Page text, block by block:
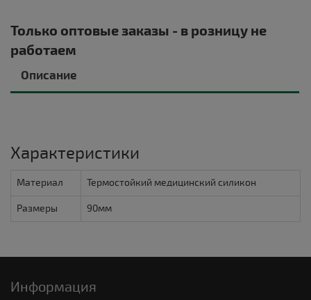
Только оптовые заказы - в розницу не
работаем
Описание
Характеристики
Материал Термостойкий медицинский силикон
Размеры 90мм
Информация